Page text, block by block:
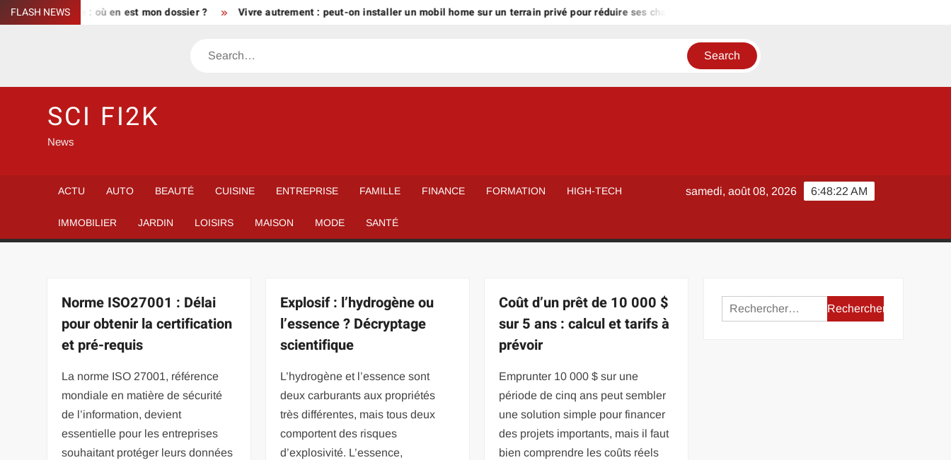
Skip
to
FLASH NEWS
carte grise : où en est mon dossier ? Vivre autrement : peut-on installer un mobil home sur un terrain privé pour réduire ses charges ?
Search
SCI FI2K
News
ACTU AUTO BEAUTÉ CUISINE ENTREPRISE FAMILLE FINANCE FORMATION HIGH-TECH
IMMOBILIER JARDIN LOISIRS MAISON MODE SANTÉ
6:48:23 AM
samedi, août 08, 2026
Norme ISO27001 : Délai
pour obtenir la certification
et pré-requis
La norme ISO 27001, référence
mondiale en matière de sécurité
de l’information, devient
essentielle pour les entreprises
souhaitant protéger leurs données
Explosif : l’hydrogène ou
l’essence ? Décryptage
scientifique
L’hydrogène et l’essence sont
deux carburants aux propriétés
très différentes, mais tous deux
comportent des risques
d’explosivité. L’essence,
Coût d’un prêt de 10 000 $
sur 5 ans : calcul et tarifs à
prévoir
Emprunter 10 000 $ sur une
période de cinq ans peut sembler
une solution simple pour financer
des projets importants, mais il faut
bien comprendre les coûts réels
Rechercher :